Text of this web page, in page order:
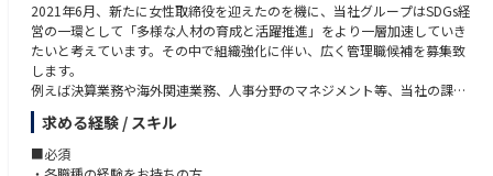
2021年6月、新たに女性取締役を迎えたのを機に、当社グループはSDGs経
営の一環として「多様な人材の育成と活躍推進」をより一層加速していき
たいと考えています。その中で組織強化に伴い、広く管理職候補を募集致
します。
例えば決算業務や海外関連業務、人事分野のマネジメント等、当社の課題
感にそって、ご経験に応じ担当業務をお任せを致します。
※詳しくは面接時にご確認ください
※下記のような部署での活躍を想定しております。
求める経験 / スキル
■必須